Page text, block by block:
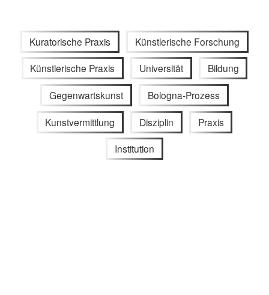
Kuratorische Praxis Künstlerische Forschung
Künstlerische Praxis Universität Bildung
Gegenwartskunst Bologna-Prozess
Kunstvermittlung Disziplin Praxis
Institution